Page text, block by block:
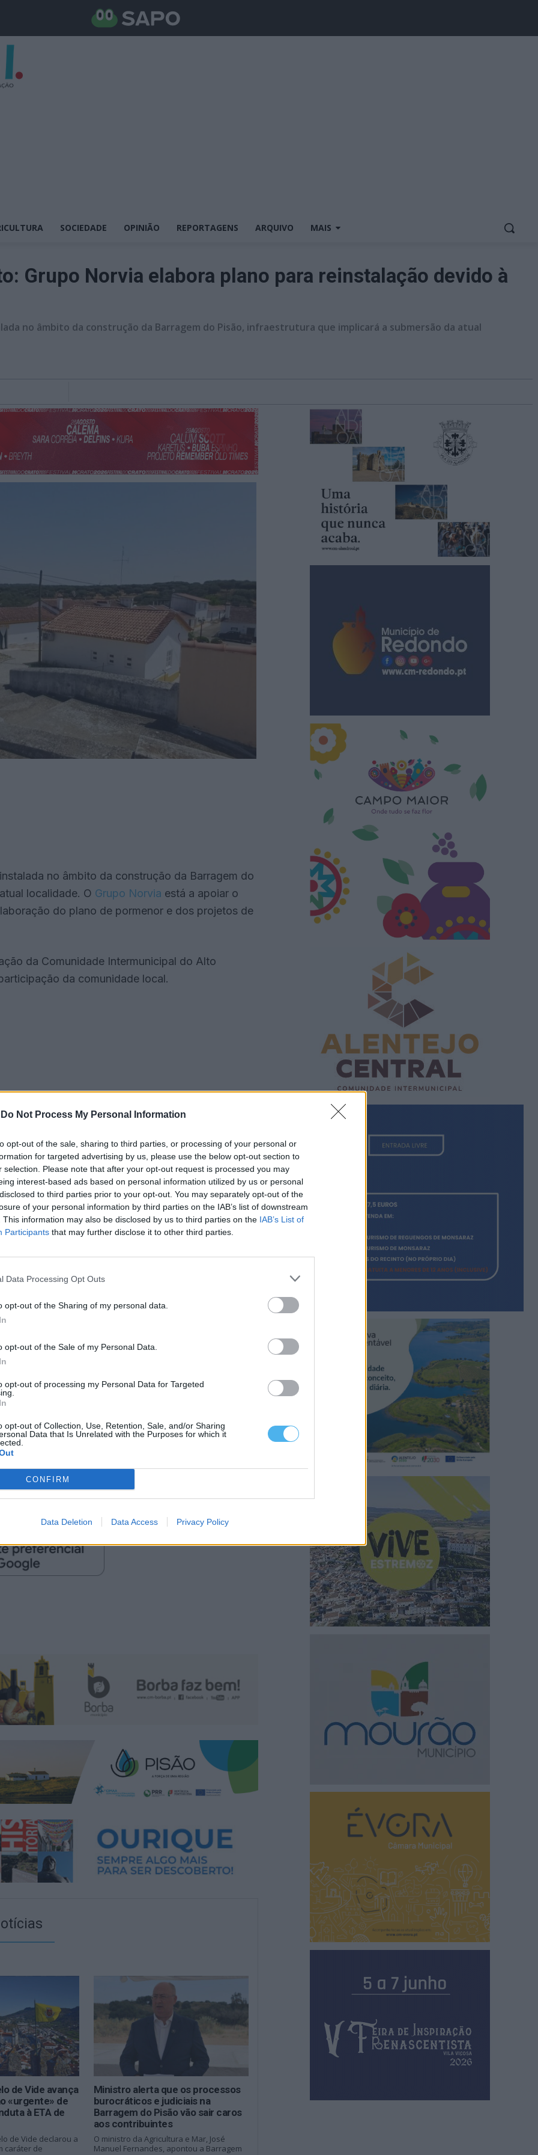
Do Not Process My Personal Information
opt-out of the sale, sharing to third parties, or processing of your personal or
for targeted advertising by us, please use the below opt-out section to
selection. Please note that after your opt-out request is processed you may
interest-based ads based on personal information utilized by us or personal
to third parties prior to your opt-out. You may separately opt-out of the
of your personal information by third parties on the IAB’s list of downstream
This information may also be disclosed by us to third parties on the IAB’s List of
Participants that may further disclose it to other third parties.
Data Processing Opt Outs
opt-out of the Sharing of my personal data.
opt-out of the Sale of my Personal Data.
opt-out of processing my Personal Data for Targeted
opt-out of Collection, Use, Retention, Sale, and/or Sharing
Data that Is Unrelated with the Purposes for which it
CONFIRM
Data Deletion Data Access Privacy Policy
SOCIEDADE OPINIÃO REPORTAGENS ARQUIVO MAIS
Grupo Norvia elabora plano para reinstalação devido à
no âmbito da construção da Barragem do Pisão, infraestrutura que implicará a submersão da atual
no âmbito da construção da Barragem do
localidade. O Grupo Norvia está a apoiar o
do plano de pormenor e dos projetos de
da Comunidade Intermunicipal do Alto
da comunidade local.
aldeia
pela definição do plano de pormenor e pelos
públicos e habitação, bem como os
refletindo a identidade local e
da NRV, será responsável pelos projetos de
A empresa irá ainda colaborar no desenho
de reorganização territorial associado à
de uma nova área habitacional e de
de Vide avança
«urgente» de
à ETA de
de Vide declarou a
caráter de
Ministro alerta que os processos
burocráticos e judiciais na
Barragem do Pisão vão sair caros
aos contribuintes
O ministro da Agricultura e Mar, José
Manuel Fernandes, apontou a Barragem